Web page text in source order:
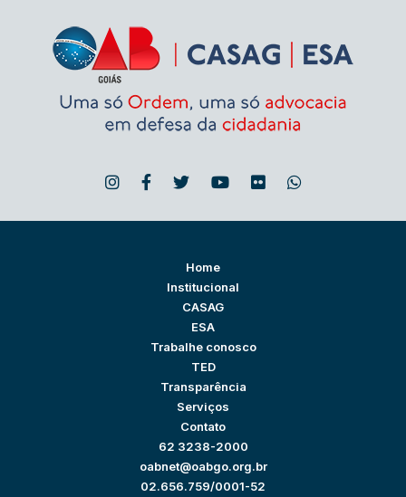
Home
Institucional
CASAG
ESA
Trabalhe conosco
TED
Transparência
Serviços
Contato
62 3238-2000
oabnet@oabgo.org.br
02.656.759/0001-52